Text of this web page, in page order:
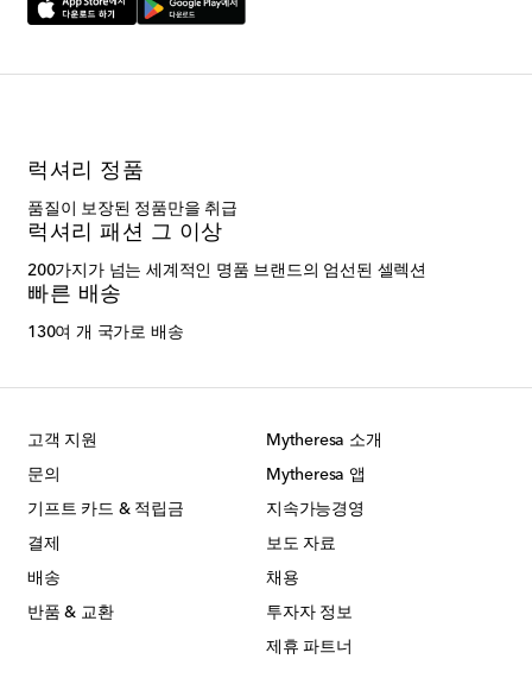
럭셔리 정품
품질이 보장된 정품만을 취급
럭셔리 패션 그 이상
200가지가 넘는 세계적인 명품 브랜드의 엄선된 셀렉션
빠른 배송
130여 개 국가로 배송
고객 지원
문의
기프트 카드 & 적립금
결제
배송
반품 & 교환
Mytheresa 소개
Mytheresa 앱
지속가능경영
보도 자료
채용
투자자 정보
제휴 파트너